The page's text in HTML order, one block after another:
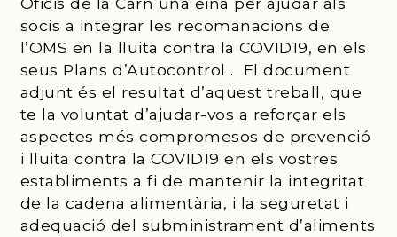
socis a integrar les recomanacions de
l’OMS en la lluita contra la COVID19, en els
seus Plans d’Autocontrol . El document
adjunt és el resultat d’aquest treball, que
te la voluntat d’ajudar-vos a reforçar els
aspectes més compromesos de prevenció
i lluita contra la COVID19 en els vostres
establiments a fi de mantenir la integritat
de la cadena alimentària, i la seguretat i
adequació del subministrament d’aliments